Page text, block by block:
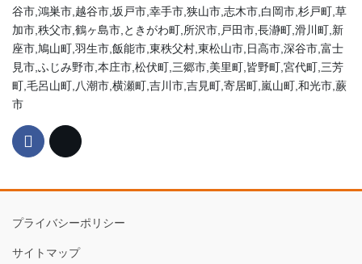
谷市,鴻巣市,越谷市,坂戸市,幸手市,狭山市,志木市,白岡市,杉戸町,草
加市,秩父市,鶴ヶ島市,ときがわ町,所沢市,戸田市,長瀞町,滑川町,新
座市,鳩山町,羽生市,飯能市,東秩父村,東松山市,日高市,深谷市,富士
見市,ふじみ野市,本庄市,松伏町,三郷市,美里町,皆野町,宮代町,三芳
町,毛呂山町,八潮市,横瀬町,吉川市,吉見町,寄居町,嵐山町,和光市,蕨
市
プライバシーポリシー
サイトマップ